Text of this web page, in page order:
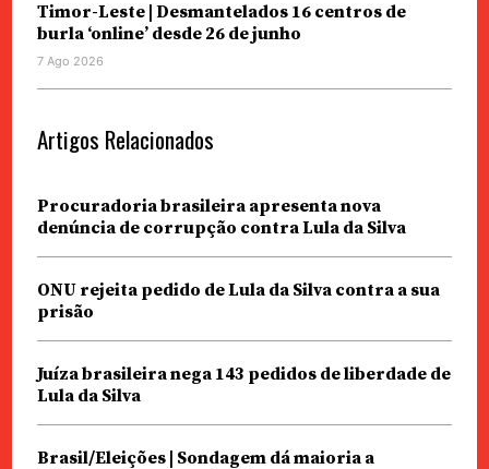
Timor-Leste | Desmantelados 16 centros de
burla ‘online’ desde 26 de junho
7 Ago 2026
Artigos Relacionados
Procuradoria brasileira apresenta nova
denúncia de corrupção contra Lula da Silva
ONU rejeita pedido de Lula da Silva contra a sua
prisão
Juíza brasileira nega 143 pedidos de liberdade de
Lula da Silva
Brasil/Eleições | Sondagem dá maioria a